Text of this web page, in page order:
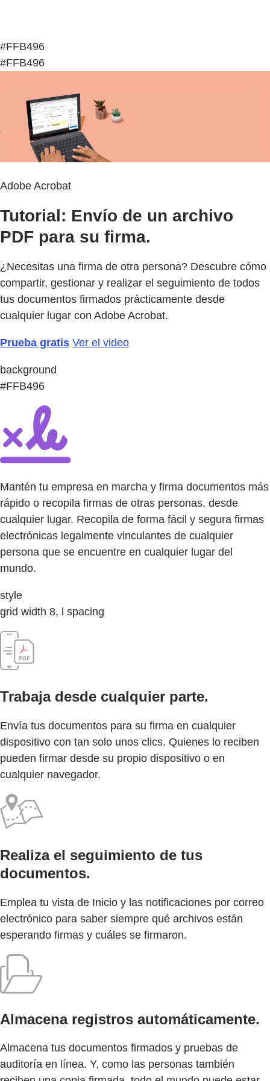
#FFB496
#FFB496
Adobe Acrobat
Tutorial: Envío de un archivo
PDF para su firma.
¿Necesitas una firma de otra persona? Descubre cómo
compartir, gestionar y realizar el seguimiento de todos
tus documentos firmados prácticamente desde
cualquier lugar con Adobe Acrobat.
Prueba gratis Ver el video
background
#FFB496
Mantén tu empresa en marcha y firma documentos más
rápido o recopila firmas de otras personas, desde
cualquier lugar. Recopila de forma fácil y segura firmas
electrónicas legalmente vinculantes de cualquier
persona que se encuentre en cualquier lugar del
mundo.
style
grid width 8, l spacing
Trabaja desde cualquier parte.
Envía tus documentos para su firma en cualquier
dispositivo con tan solo unos clics. Quienes lo reciben
pueden firmar desde su propio dispositivo o en
cualquier navegador.
Realiza el seguimiento de tus
documentos.
Emplea tu vista de Inicio y las notificaciones por correo
electrónico para saber siempre qué archivos están
esperando firmas y cuáles se firmaron.
Almacena registros automáticamente.
Almacena tus documentos firmados y pruebas de
auditoría en línea. Y, como las personas también